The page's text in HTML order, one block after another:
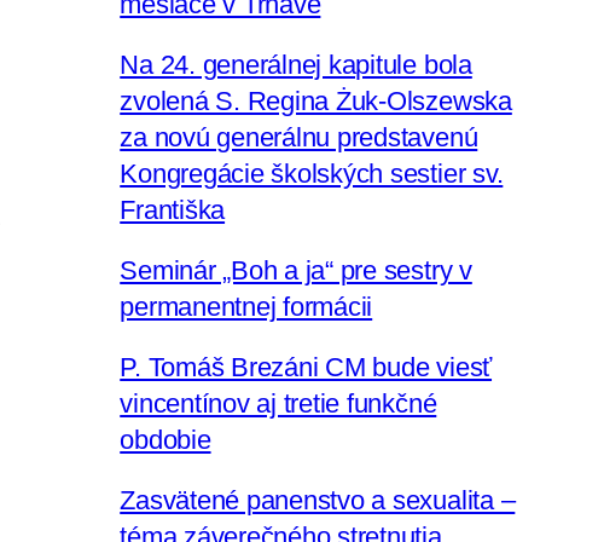
Na 24. generálnej kapitule bola
zvolená S. Regina Żuk-Olszewska
za novú generálnu predstavenú
Kongregácie školských sestier sv.
Františka
Seminár „Boh a ja“ pre sestry v
permanentnej formácii
P. Tomáš Brezáni CM bude viesť
vincentínov aj tretie funkčné
obdobie
Zasvätené panenstvo a sexualita –